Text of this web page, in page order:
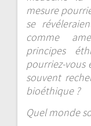
mesure
se
comme
principes
pourriez-vous
souvent
bioéthique ?
Quel monde